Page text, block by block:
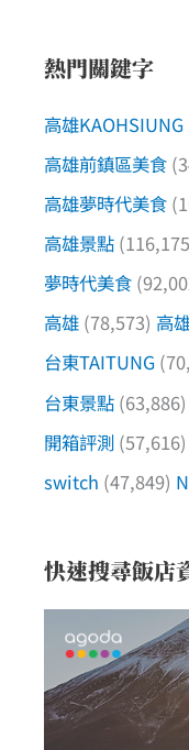
熱門關鍵字
高雄KAOHSIUNG
高雄前鎮區美食
高雄夢時代美食
高雄景點
夢時代美食
高雄 (78,573) 高
台東TAITUNG
台東景點 (63,886)
開箱評測 (57,616)
switch (47,849)
快速搜尋飯店